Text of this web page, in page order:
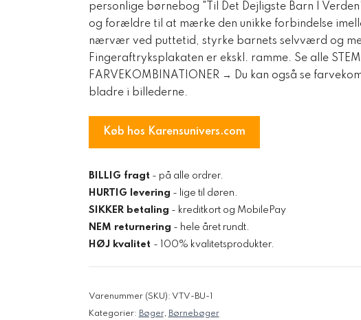
personlige børnebog "Til Det Dejligste Barn I
og forældre til at mærke den unikke forbindelse
nærvær ved puttetid, styrke barnets selvværd og
Fingeraftryksplakaten er ekskl. ramme. Se alle
FARVEKOMBINATIONER → Du kan også se
bladre i billederne.
Køb hos Karensunivers.com
BILLIG fragt - på alle ordrer.
HURTIG levering - lige til døren.
SIKKER betaling - kreditkort og MobilePay
NEM returnering - hele året rundt.
HØJ kvalitet - 100% kvalitetsprodukter.
Varenummer (SKU): VTV-BU-1
Kategorier: Bøger, Børnebøger